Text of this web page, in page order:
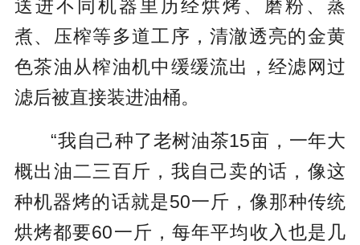
送进不同机器里历经烘烤、磨粉、蒸
煮、压榨等多道工序，清澈透亮的金黄
色茶油从榨油机中缓缓流出，经滤网过
滤后被直接装进油桶。
“我自己种了老树油茶15亩，一年大
概出油二三百斤，我自己卖的话，像这
种机器烤的话就是50一斤，像那种传统
烘烤都要60一斤，每年平均收入也是几